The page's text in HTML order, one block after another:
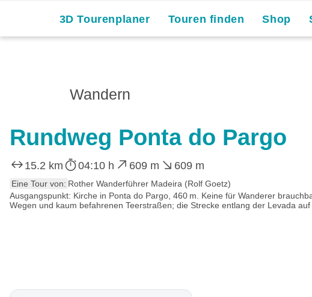
3D Tourenplaner Touren finden Shop
Wandern
Rundweg Ponta do Pargo
15.2 km 04:10 h 609 m 609 m
Eine Tour von: Rother Wanderführer Madeira (Rolf Goetz)
Ausgangspunkt: Kirche in Ponta do Pargo, 460 m. Keine für Wanderer
Wegen und kaum befahrenen Teerstraßen; die Strecke entlang der Levada